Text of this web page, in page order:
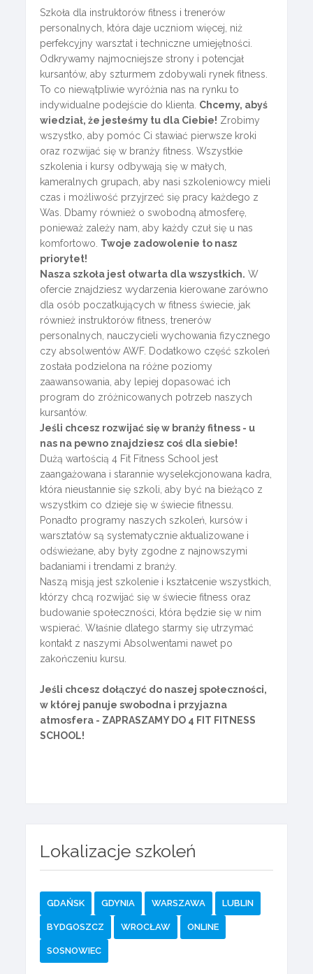
Szkoła dla instruktorów fitness i trenerów
personalnych, która daje uczniom więcej, niż
perfekcyjny warsztat i techniczne umiejętności.
Odkrywamy najmocniejsze strony i potencjał
kursantów, aby szturmem zdobywali rynek fitness.
To co niewątpliwie wyróżnia nas na rynku to
indywidualne podejście do klienta. Chcemy, abyś
wiedział, że jesteśmy tu dla Ciebie! Zrobimy
wszystko, aby pomóc Ci stawiać pierwsze kroki
oraz rozwijać się w branży fitness. Wszystkie
szkolenia i kursy odbywają się w małych,
kameralnych grupach, aby nasi szkoleniowcy mieli
czas i możliwość przyjrzeć się pracy każdego z
Was. Dbamy również o swobodną atmosferę,
ponieważ zależy nam, aby każdy czuł się u nas
komfortowo. Twoje zadowolenie to nasz
priorytet!
Nasza szkoła jest otwarta dla wszystkich. W
ofercie znajdziesz wydarzenia kierowane zarówno
dla osób poczatkujących w fitness świecie, jak
również instruktorów fitness, trenerów
personalnych, nauczycieli wychowania fizycznego
czy absolwentów AWF. Dodatkowo część szkoleń
została podzielona na różne poziomy
zaawansowania, aby lepiej dopasować ich
program do zróżnicowanych potrzeb naszych
kursantów.
Jeśli chcesz rozwijać się w branży fitness - u
nas na pewno znajdziesz coś dla siebie!
Dużą wartością 4 Fit Fitness School jest
zaangażowana i starannie wyselekcjonowana kadra,
która nieustannie się szkoli, aby być na bieżąco z
wszystkim co dzieje się w świecie fitnessu.
Ponadto programy naszych szkoleń, kursów i
warsztatów są systematycznie aktualizowane i
odświeżane, aby były zgodne z najnowszymi
badaniami i trendami z branży.
Naszą misją jest szkolenie i kształcenie wszystkich,
którzy chcą rozwijać się w świecie fitness oraz
budowanie społeczności, która będzie się w nim
wspierać. Właśnie dlatego starmy się utrzymać
kontakt z naszymi Absolwentami nawet po
zakończeniu kursu.
Jeśli chcesz dołączyć do naszej społeczności,
w której panuje swobodna i przyjazna
atmosfera - ZAPRASZAMY DO 4 FIT FITNESS
SCHOOL!
Lokalizacje szkoleń
GDAŃSK GDYNIA WARSZAWA LUBLIN
BYDGOSZCZ WROCŁAW ONLINE
SOSNOWIEC